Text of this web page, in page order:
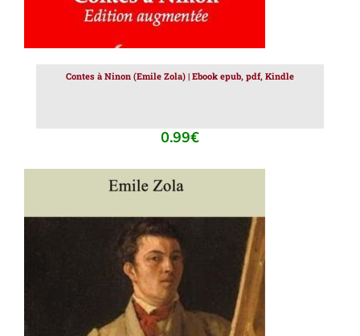
Contes à Ninon (Emile Zola) | Ebook epub, pdf, Kindle
0.99€
AJOUTER AU PANIER DÉTAILS